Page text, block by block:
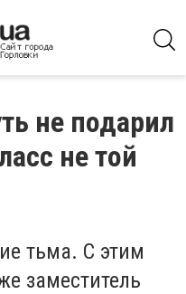
не подарил
не той
тьма. С этим
заместитель